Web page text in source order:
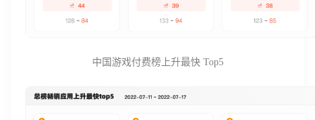
中国游戏付费榜上升最快 Top5